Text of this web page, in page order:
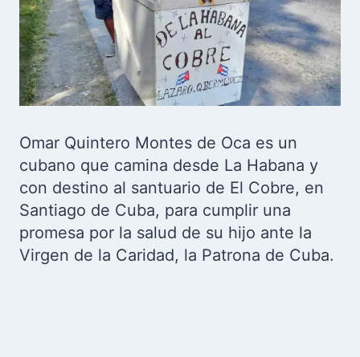
Omar Quintero Montes de Oca es un
cubano que camina desde La Habana y
con destino al santuario de El Cobre, en
Santiago de Cuba, para cumplir una
promesa por la salud de su hijo ante la
Virgen de la Caridad, la Patrona de Cuba.